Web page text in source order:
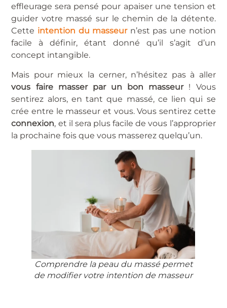
effleurage sera pensé pour apaiser une tension et
guider votre massé sur le chemin de la détente.
Cette intention du masseurn’est pas une notion
facile à définir, étant donné qu’il s’agit d’un
concept intangible.
Mais pour mieux la cerner, n’hésitez pas à aller
vous faire masser par un bon masseur! Vous
sentirez alors, en tant que massé, ce lien qui se
crée entre le masseur et vous. Vous sentirez cette
connexion, et il sera plus facile de vous l’approprier
la prochaine fois que vous masserez quelqu’un.
Comprendre la peau du massé permet
de modifier votre intention de masseur